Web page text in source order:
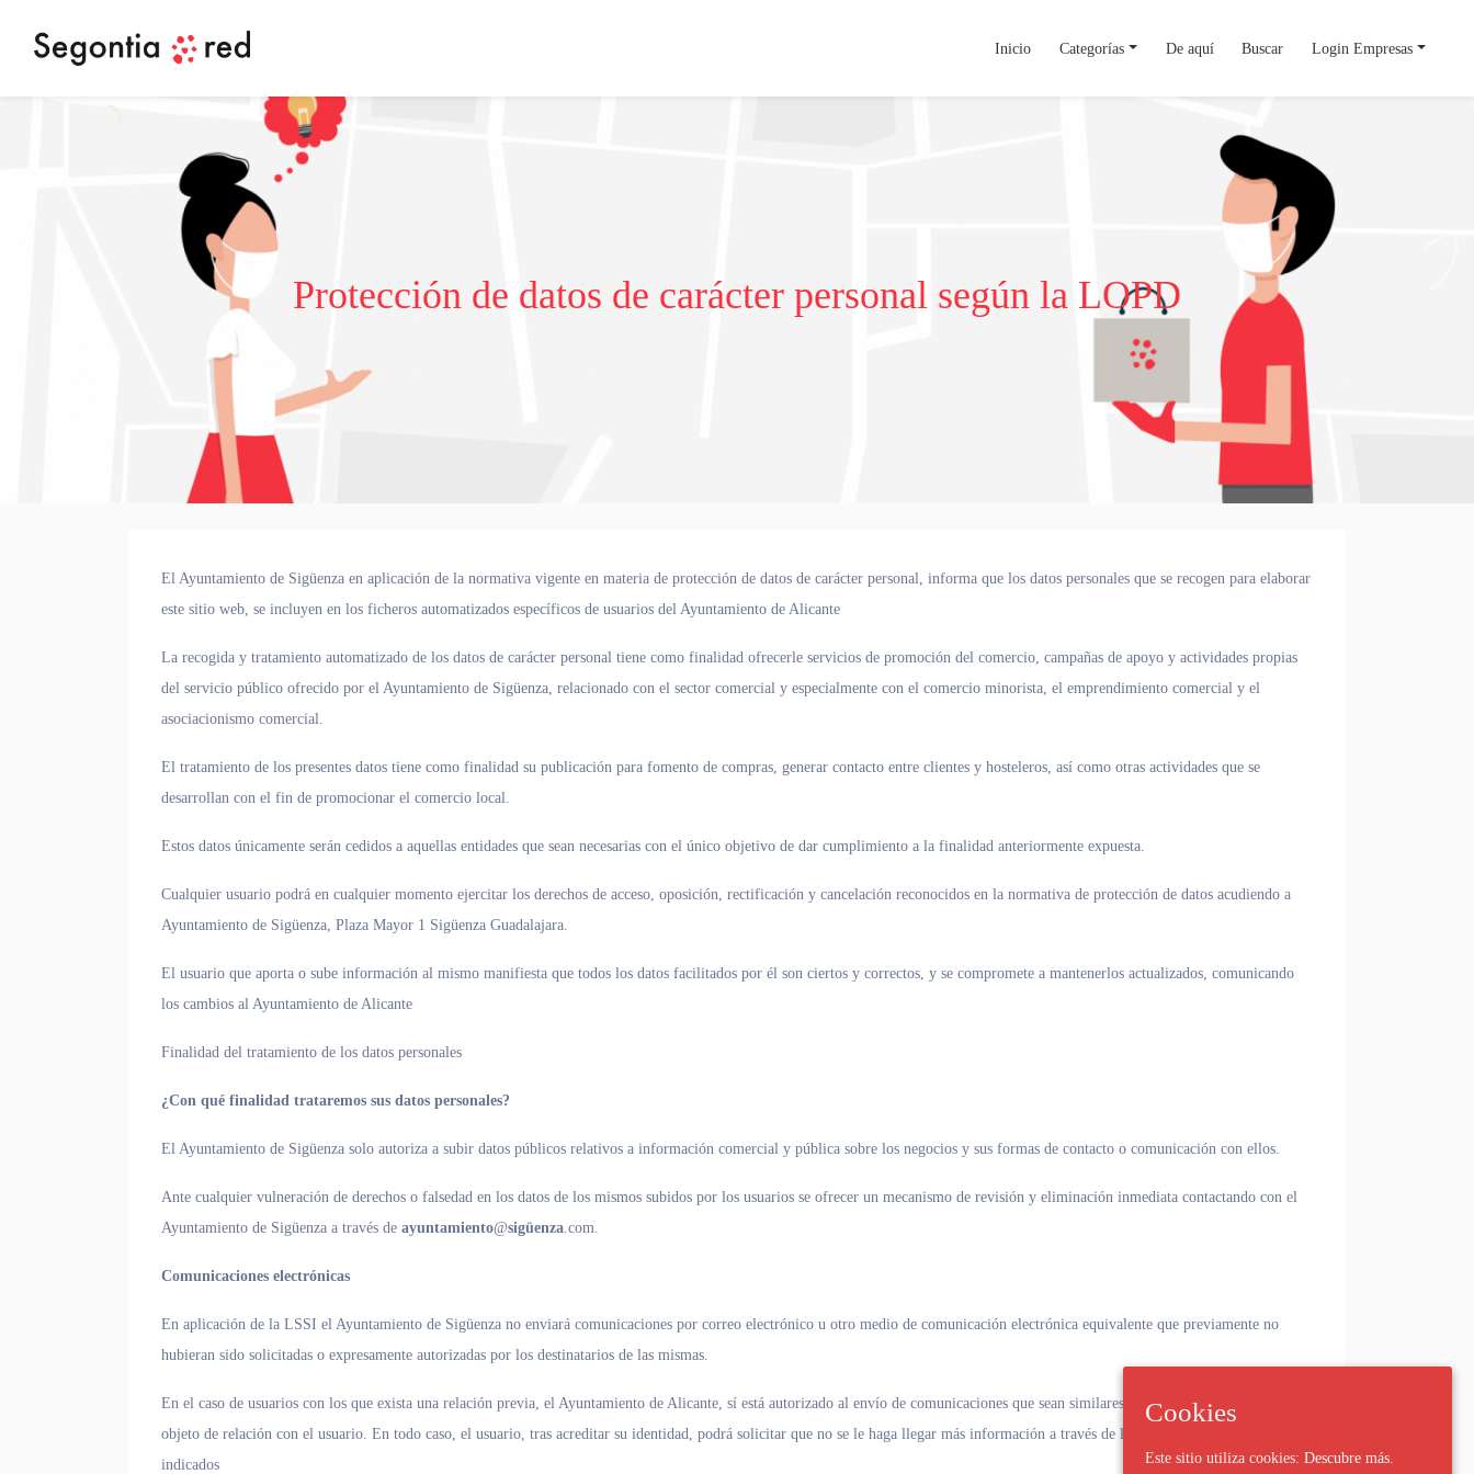
Inicio Categorías De aquí Buscar Login Empresas
Protección de datos de carácter personal según la LOPD
El Ayuntamiento de Sigüenza en aplicación de la normativa vigente en materia de protección de datos de carácter personal, informa que los datos personales que se recogen para elaborar
este sitio web, se incluyen en los ficheros automatizados específicos de usuarios del Ayuntamiento de Alicante
La recogida y tratamiento automatizado de los datos de carácter personal tiene como finalidad ofrecerle servicios de promoción del comercio, campañas de apoyo y actividades propias
del servicio público ofrecido por el Ayuntamiento de Sigüenza, relacionado con el sector comercial y especialmente con el comercio minorista, el emprendimiento comercial y el
asociacionismo comercial.
El tratamiento de los presentes datos tiene como finalidad su publicación para fomento de compras, generar contacto entre clientes y hosteleros, así como otras actividades que se
desarrollan con el fin de promocionar el comercio local.
Estos datos únicamente serán cedidos a aquellas entidades que sean necesarias con el único objetivo de dar cumplimiento a la finalidad anteriormente expuesta.
Cualquier usuario podrá en cualquier momento ejercitar los derechos de acceso, oposición, rectificación y cancelación reconocidos en la normativa de protección de datos acudiendo a
Ayuntamiento de Sigüenza, Plaza Mayor 1 Sigüenza Guadalajara.
El usuario que aporta o sube información al mismo manifiesta que todos los datos facilitados por él son ciertos y correctos, y se compromete a mantenerlos actualizados, comunicando
los cambios al Ayuntamiento de Alicante
Finalidad del tratamiento de los datos personales
¿Con qué finalidad trataremos sus datos personales?
El Ayuntamiento de Sigüenza solo autoriza a subir datos públicos relativos a información comercial y pública sobre los negocios y sus formas de contacto o comunicación con ellos.
Ante cualquier vulneración de derechos o falsedad en los datos de los mismos subidos por los usuarios se ofrecer un mecanismo de revisión y eliminación inmediata contactando con el
Ayuntamiento de Sigüenza a través de ayuntamiento@sigüenza.com.
Comunicaciones electrónicas
En aplicación de la LSSI el Ayuntamiento de Sigüenza no enviará comunicaciones por correo electrónico u otro medio de comunicación electrónica equivalente que previamente no
hubieran sido solicitadas o expresamente autorizadas por los destinatarios de las mismas.
En el caso de usuarios con los que exista una relación previa, el Ayuntamiento de Alicante, sí está autorizado al envío de comunicaciones que sean similares a los que inicialmente fueron
objeto de relación con el usuario. En todo caso, el usuario, tras acreditar su identidad, podrá solicitar que no se le haga llegar más información a través de los canales anteriormente
indicados
Cookies
Este sitio utiliza cookies: Descubre más.